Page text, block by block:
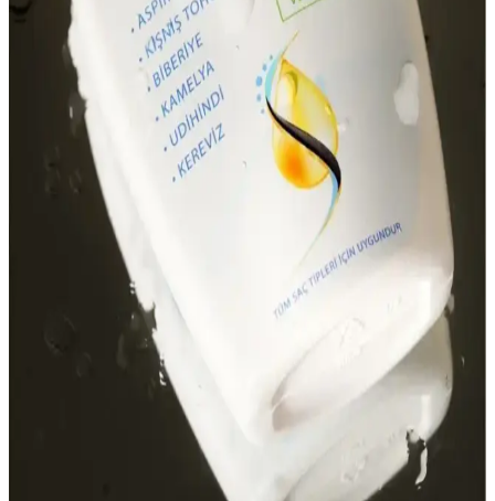
Düzenli temizlik önemlidir.
2023 Güncel Saç Dökülmesine Karşı Bakım
Yöntemleri ve Modern Çözümler
2023 yılında saç dökülmesine karşı kullanılan modern ve doğal
bakım yöntemleri, kişisel ihtiyaçlara uygun ürünler ve teknolojik
çözümlerle saç sağlığını destekler.
2023 Yılında Saç Dökülmesine Karşı Etkili
Şampuan ve Bakım Yöntemleri
2023'te saç dökülmesine karşı kullanılan şampuanlar ve bakım
teknikleri, saç sağlığını korumada önemli rol oynar. Düzenli bakım
ve doğru ürün seçimiyle saçlarınızı güçlendirin.
Tntnmom'un Biotin Şampuanı: Hamilelikte
Güvenle Kullanılabilen Saç Bakım Ürünü
Hamilelikte güvenle kullanabileceğiniz Tntnmom'un biotin
şampuanı, saç sağlığını destekler ve güçlendirir, saç dökülmesini
önler, doğal içeriklerle saç bakımını kolaylaştırır.